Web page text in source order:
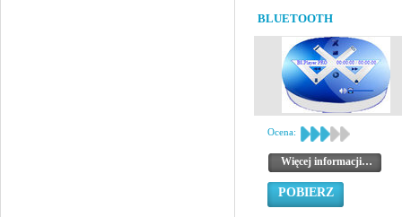
BLUETOOTH
Ocena:
Więcej informacji…
POBIERZ